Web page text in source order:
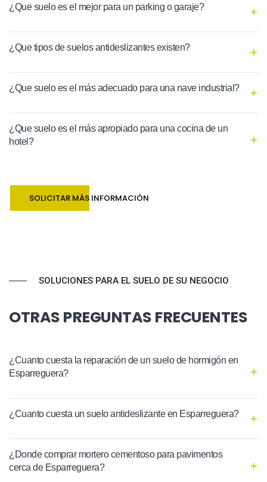
¿Que suelo es el mejor para un parking o garaje?
¿Que tipos de suelos antideslizantes existen?
¿Que suelo es el más adecuado para una nave industrial?
¿Que suelo es el más apropiado para una cocina de un
hotel?
SOLICITAR MÁS INFORMACIÓN
SOLUCIONES PARA EL SUELO DE SU NEGOCIO
OTRAS PREGUNTAS FRECUENTES
¿Cuanto cuesta la reparación de un suelo de hormigón en
Esparreguera?
¿Cuanto cuesta un suelo antideslizante en Esparreguera?
¿Donde comprar mortero cementoso para pavimentos
cerca de Esparreguera?